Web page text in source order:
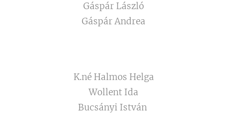
Gáspár László
Gáspár Andrea
K.né Halmos Helga
Wollent Ida
Bucsányi István